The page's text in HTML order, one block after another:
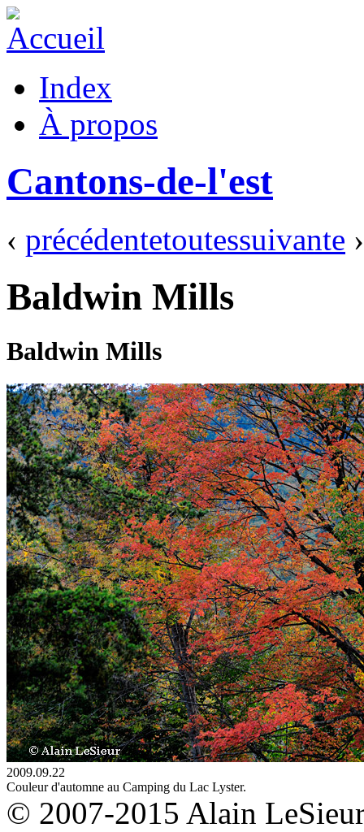
Index
À propos
Cantons-de-l'est
‹ précédentetoutessuivante ›
Baldwin Mills
Baldwin Mills
2009.09.22
Couleur d'automne au Camping du Lac Lyster.
© 2007-2015 Alain